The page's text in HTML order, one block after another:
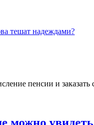
тешат надеждами?
можно